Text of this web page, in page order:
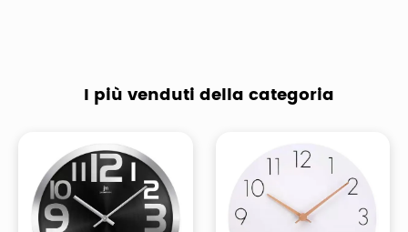
I più venduti della categoria